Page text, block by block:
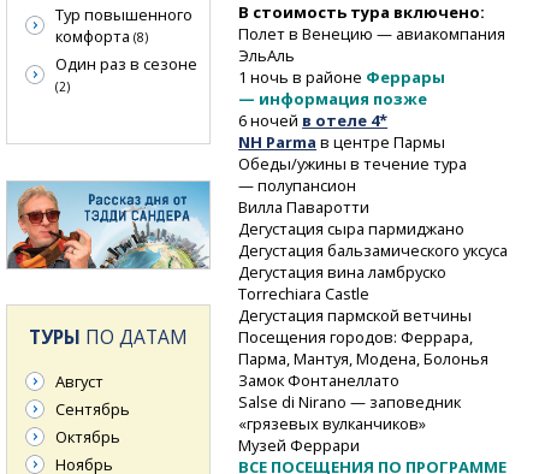
В стоимость тура включено:
Полет в Венецию — авиакомпания
ЭльАль
1 ночь в районе Феррары
— информация позже
6 ночей в отеле 4*
NH Parma в центре Пармы
Обеды/ужины в течение тура
— полупансион
Вилла Паваротти
Дегустация сыра пармиджано
Дегустация бальзамического уксуса
Дегустация вина ламбруско
Torrechiara Castle
Дегустация пармской ветчины
Посещения городов: Феррара,
Парма, Мантуя, Модена, Болонья
Замок Фонтанеллато
Salse di Nirano — заповедник
«грязевых вулканчиков»
Музей Феррари
ВСЕ ПОСЕЩЕНИЯ ПО ПРОГРАММЕ
Тур повышенного
комфорта (8)
Один раз в сезоне
(2)
ТУРЫ ПО ДАТАМ
Август
Сентябрь
Октябрь
Ноябрь